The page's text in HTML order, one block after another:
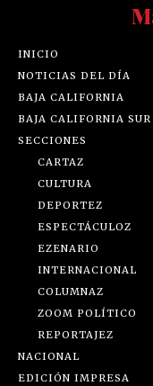
INICIO
NOTICIAS DEL DÍA
BAJA CALIFORNIA
BAJA CALIFORNIA SUR
SECCIONES
CARTAZ
CULTURA
DEPORTEZ
ESPECTÁCULOZ
EZENARIO
INTERNACIONAL
COLUMNAZ
ZOOM POLÍTICO
REPORTAJEZ
NACIONAL
EDICIÓN IMPRESA